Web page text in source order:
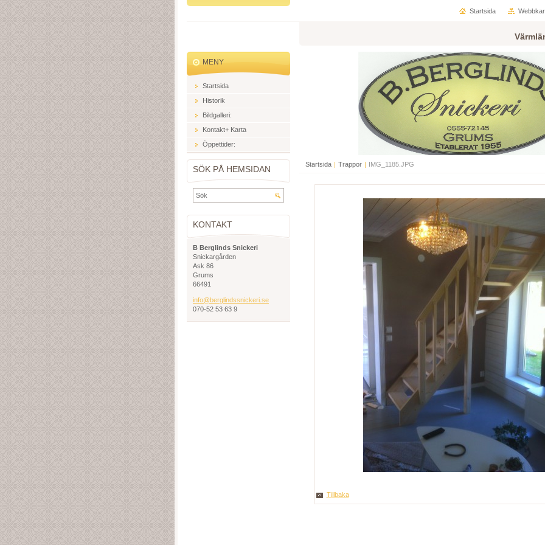
Startsida | Trappor | IMG_1185.JPG
Tillbaka
MENY
Startsida
Historik
Bildgalleri:
Kontakt+ Karta
Öppettider:
SÖK PÅ HEMSIDAN
KONTAKT
B Berglinds Snickeri
Snickargården
Ask 86
Grums
66491
info@berglindssnickeri.se
070-52 53 63 9
Startsida